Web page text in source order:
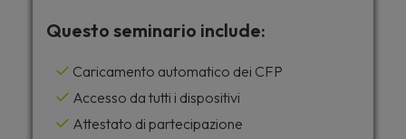
Questo seminario include:
Caricamento automatico dei CFP
Accesso da tutti i dispositivi
Attestato di partecipazione